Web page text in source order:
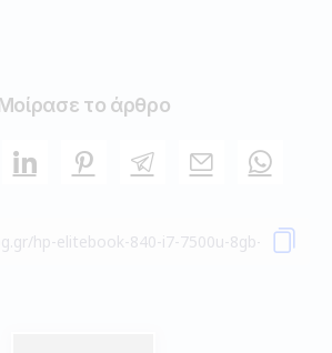
το άρθρο